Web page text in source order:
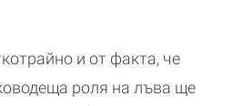
и от факта, че
роля на лъва ще